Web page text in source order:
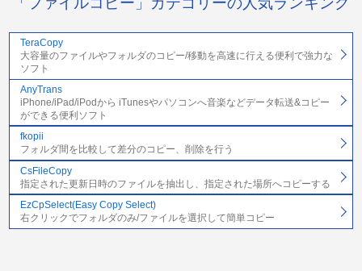
TeraCopy
大容量のファイルやフォルダのコピー/移動を高速に行える便利で強力な
ソフト
AnyTrans
iPhone/iPad/iPodから iTunesやパソコンへ音楽などデータ転送&コピー
ができる便利ソフト
fkopii
フォルダ間を比較して差分のコピー、削除を行う
CsFileCopy
指定された更新日時のファイルを抽出し、指定された場所へコピーする
EzCpSelect(Easy Copy Select)
右クリックでフォルダのみ/ファイルを選択して簡単コピー